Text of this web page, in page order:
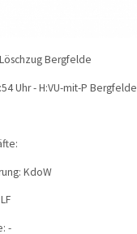
Bergfelde
Uhr - H:VU-mit-P Bergfelde
KdoW
-